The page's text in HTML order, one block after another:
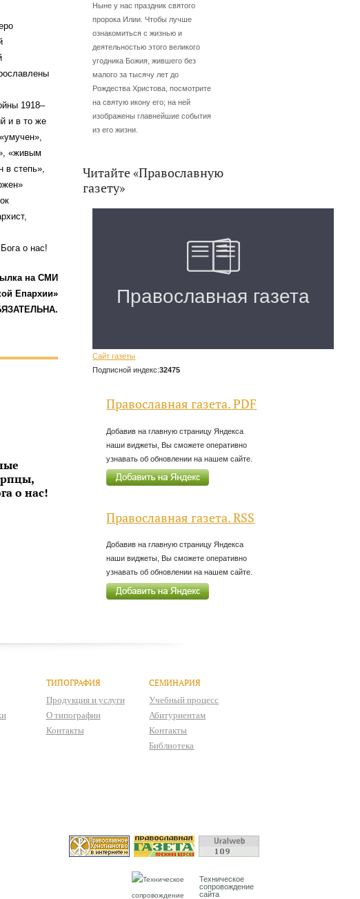
1918–
и в то же
«живым
степь»,
о нас!
на СМИ
Епархии»
о нас!
Ныне у нас праздник святого
пророка Илии. Чтобы лучше
ознакомиться с жизнью и
деятельностью этого великого
угодника Божия, жившего без
малого за тысячу лет до
Рождества Христова, посмотрите
на святую икону его; на ней
изображены главнейшие события
из его жизни.
Читайте «Православную
газету»
Сайт газеты
Подписной индекс:32475
Православная газета. PDF
Добавив на главную страницу Яндекса
наши виджеты, Вы сможете оперативно
узнавать об обновлении на нашем сайте.
Православная газета. RSS
Добавив на главную страницу Яндекса
наши виджеты, Вы сможете оперативно
узнавать об обновлении на нашем сайте.
ТИПОГРАФИЯ
Продукция и услуги
О типографии
Контакты
СЕМИНАРИЯ
Учебный процесс
Абитуриентам
Контакты
Библиотека
Техническое
сопровождение
сайта